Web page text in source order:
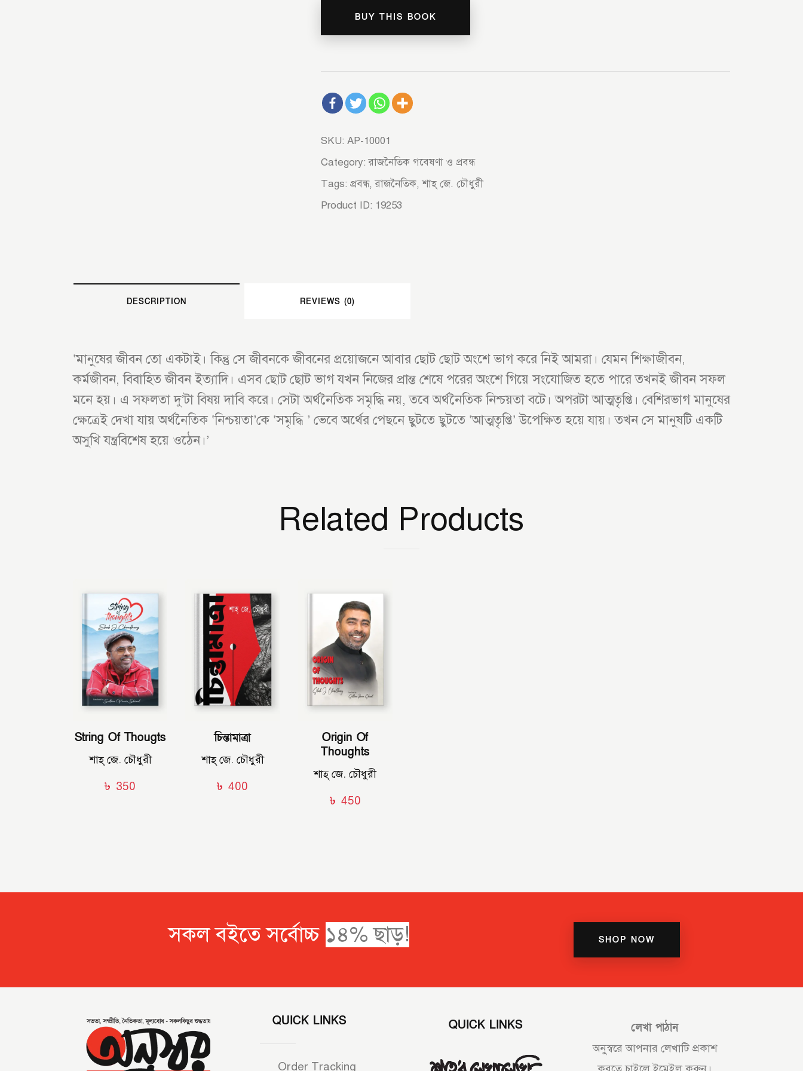
BUY THIS BOOK
SKU:AP-10001
Category:রাজনৈতিক গবেষণা ও প্রবন্ধ
Tags:প্রবন্ধ,রাজনৈতিক,শাহ্‌ জে. চৌধুরী
Product ID: 19253
DESCRIPTION REVIEWS (0)
‘মানুষের জীবন তো একটাই। কিন্তু সে জীবনকে জীবনের প্রয়োজনে আবার ছোট ছোট অংশে ভাগ করে নিই আমরা। যেমন শিক্ষাজীবন,
কর্মজীবন, বিবাহিত জীবন ইত্যাদি। এসব ছোট ছোট ভাগ যখন নিজের প্রান্ত শেষে পরের অংশে গিয়ে সংযোজিত হতে পারে তখনই জীবন সফল
মনে হয়। এ সফলতা দু’টা বিষয় দাবি করে। সেটা অর্থনৈতিক সমৃদ্ধি নয়, তবে অর্থনৈতিক নিশ্চয়তা বটে। অপরটা আত্মতৃপ্তি। বেশিরভাগ মানুষের
ক্ষেত্রেই দেখা যায় অর্থনৈতিক ‘নিশ্চয়তা’কে ‘সমৃদ্ধি ’ ভেবে অর্থের পেছনে ছুটতে ছুটতে ‘আত্মতৃপ্তি’ উপেক্ষিত হয়ে যায়। তখন সে মানুষটি একটি
অসুখি যন্ত্রবিশেষ হয়ে ওঠেন।’
Related Products
String Of Thougts
শাহ্‌ জে. চৌধুরী
৳ 350
চিন্তামাত্রা
শাহ্‌ জে. চৌধুরী
৳400
Origin Of
Thoughts
শাহ্‌ জে. চৌধুরী
৳ 450
সকল বইতে সর্বোচ্চ SHOP NOW
QUICK LINKS
Order Tracking
QUICK LINKS লেখা পাঠান
অনুস্বরে আপনার লেখাটি প্রকাশ